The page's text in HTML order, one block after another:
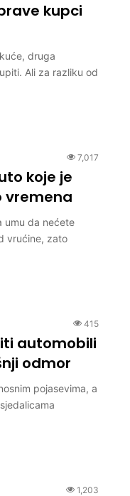
kupci
druga
Ali za razliku od
7,017
koje je
vremena
umu da nećete
vrućine, zato
415
automobili
odmor
pojasevima, a
1,203